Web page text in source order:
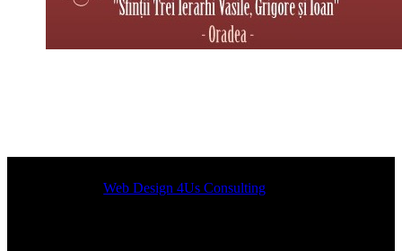
Designed byWeb Design 4Us Consulting